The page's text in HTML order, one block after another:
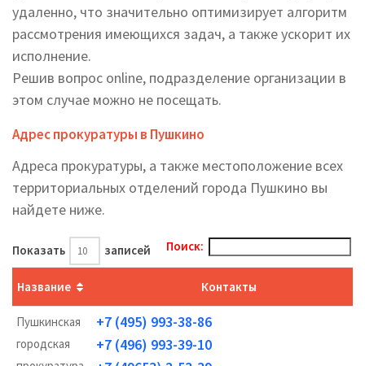
удаленно, что значительно оптимизирует алгоритм
рассмотрения имеющихся задач, а также ускорит их
исполнение.
Решив вопрос online, подразделение организации в
этом случае можно не посещать.
Адрес прокуратуры в Пушкино
Адреса прокуратуры, а также местоположение всех
территориальных отделений города Пушкино вы
найдете ниже.
Показать записей Поиск:
Название Контакты
Пушкинская
городская
+7 (495) 993-38-86
+7 (496) 993-39-10